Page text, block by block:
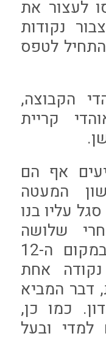
לעצור את
נקודות
לטפס
הקבוצה,
קריית
אף הם
המעטה
עליו בנו
שלושה
מחזורים ניצבים רק במקום ה-12
אחת
דבר המביא
כמו כן,
ובעל